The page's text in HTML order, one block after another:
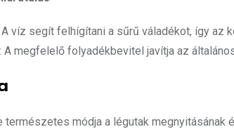
A víz segít felhígítani a sűrű váladékot, így az
A megfelelő folyadékbevitel javítja az
módja a légutak megnyitásának